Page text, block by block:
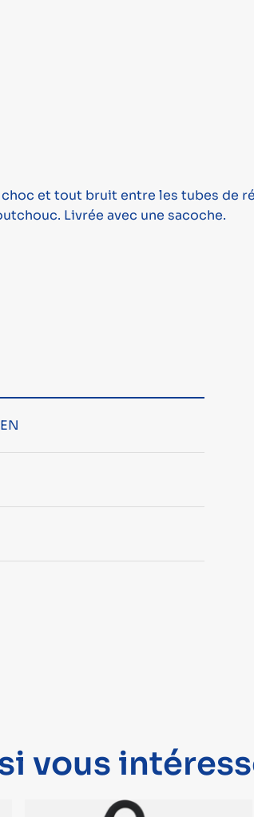
et tout bruit entre les tubes de
Livrée avec une sacoche.
vous